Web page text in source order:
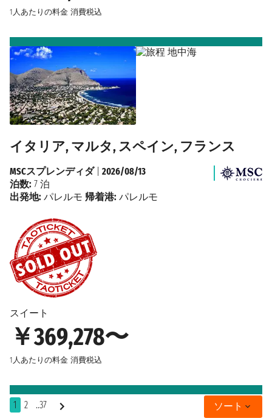
1人あたりの料金 消費税込
イタリア, マルタ, スペイン, フランス
スイート
￥369,278〜
1人あたりの料金 消費税込
MSCスプレンディダ| 2026/08/13
泊数: 7 泊
出発地: パレルモ 帰着港: パレルモ
1 2 ..37 ソート